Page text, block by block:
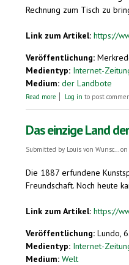
Rechnung zum Tisch zu
Link zum Artikel: https://
Veröffentlichung:
Medientyp: Internet-
Medium: der Landbote
Read more about Die Praktikantin in
Log in to post
Das einzige Land
Submitted by Louis von Wunsc...on
Die 1887 erfundene
Freundschaft. Noch heute
Link zum Artikel: https://
Veröffentlichung: Lundo,
Medientyp: Internet-
Medium: Welt